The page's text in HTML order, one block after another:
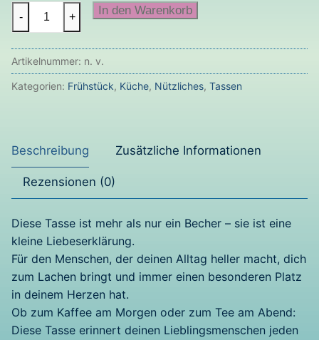
Lieblingstasse
Lieblingsmenschen
Menge
- + In den Warenkorb
Artikelnummer: n. v.
Kategorien: Frühstück, Küche, Nützliches, Tassen
Beschreibung Zusätzliche Informationen
Rezensionen (0)
Diese Tasse ist mehr als nur ein Becher – sie ist eine
kleine Liebeserklärung.
Für den Menschen, der deinen Alltag heller macht, dich
zum Lachen bringt und immer einen besonderen Platz
in deinem Herzen hat.
Ob zum Kaffee am Morgen oder zum Tee am Abend:
Diese Tasse erinnert deinen Lieblingsmenschen jeden